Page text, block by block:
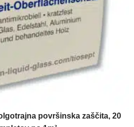
površinska zaščita, 20